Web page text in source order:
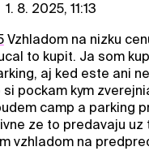
1. 8. 2025, 11:13
Vzhladom na nizku
to kupit. Ja som
aj ked este ani
si pockam kym
camp a parking
ze to predavaju uz
vzhladom na